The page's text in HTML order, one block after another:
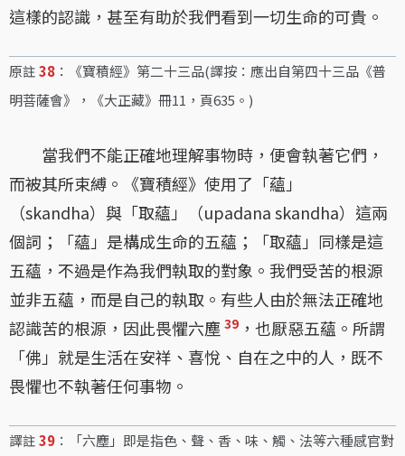
這樣的認識，甚至有助於我們看到一切生命的可貴。
原註38 ：《寶積經》第二十三品(譯按：應出自第四十三品《普
明菩薩會》，《大正藏》冊11，頁635。)
當我們不能正確地理解事物時，便會執著它們，
而被其所束縛。《寶積經》使用了「蘊」
（skandha）與「取蘊」（upadana skandha）這兩
個詞；「蘊」是構成生命的五蘊；「取蘊」同樣是這
五蘊，不過是作為我們執取的對象。我們受苦的根源
並非五蘊，而是自己的執取。有些人由於無法正確地
認識苦的根源，因此畏懼六塵 39 ，也厭惡五蘊。所謂
「佛」就是生活在安祥、喜悅、自在之中的人，既不
畏懼也不執著任何事物。
譯註39 ：「六塵」即是指色、聲、香、味、觸、法等六種感官對